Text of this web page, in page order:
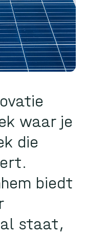
waar je
die
biedt
staat,